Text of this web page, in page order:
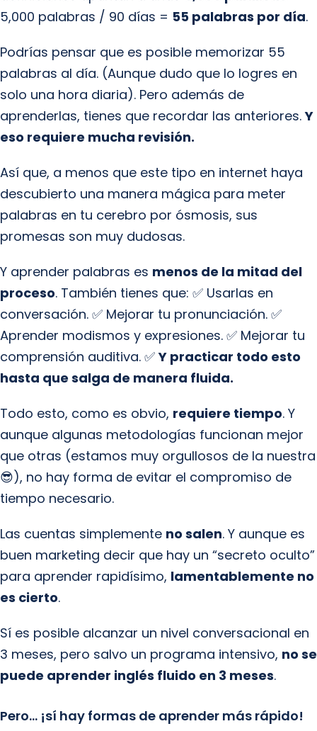
5,000 palabras / 90 días = 55 palabras por día.
Podrías pensar que es posible memorizar 55
palabras al día. (Aunque dudo que lo logres en
solo una hora diaria). Pero además de
aprenderlas, tienes que recordar las anteriores.Y
eso requiere mucha revisión.
Así que, a menos que este tipo en internet haya
descubierto una manera mágica para meter
palabras en tu cerebro por ósmosis, sus
promesas son muy dudosas.
Y aprender palabras es menos de la mitad del
proceso. También tienes que: ✅ Usarlas en
conversación. ✅ Mejorar tu pronunciación. ✅
Aprender modismos y expresiones. ✅ Mejorar tu
comprensión auditiva. ✅Y practicar todo esto
hasta que salga de manera fluida.
Todo esto, como es obvio, requiere tiempo. Y
aunque algunas metodologías funcionan mejor
que otras (estamos muy orgullosos de la nuestra
😎), no hay forma de evitar el compromiso de
tiempo necesario.
Las cuentas simplemente no salen. Y aunque es
buen marketing decir que hay un “secreto oculto”
para aprender rapidísimo, lamentablemente no
es cierto.
Sí es posible alcanzar un nivel conversacional en
3 meses, pero salvo un programa intensivo, no se
puede aprender inglés fluido en 3 meses.
Pero… ¡sí hay formas de aprender más rápido!